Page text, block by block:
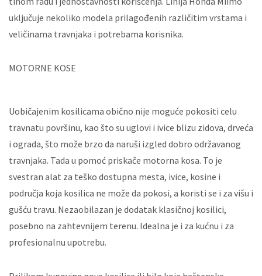
uključuje nekoliko modela prilagođenih različitim vrstama i
veličinama travnjaka i potrebama korisnika.
MOTORNE KOSE
Uobičajenim kosilicama obično nije moguće pokositi celu
travnatu površinu, kao što su uglovi i ivice blizu zidova, drveća
i ograda, što može brzo da naruši izgled dobro održavanog
travnjaka. Tada u pomoć priskače motorna kosa. To je
svestran alat za teško dostupna mesta, ivice, kosine i
područja koja kosilica ne može da pokosi, a koristi se i za višu i
gušću travu. Nezaobilazan je dodatak klasičnoj kosilici,
posebno na zahtevnijem terenu. Idealna je i za kućnu i za
profesionalnu upotrebu.